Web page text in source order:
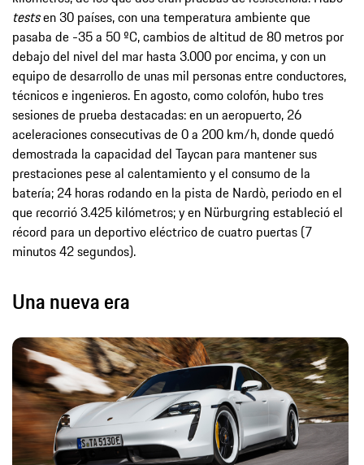
testsen 30 países, con una temperatura ambiente que
pasaba de -35 a 50 ºC, cambios de altitud de 80 metros por
debajo del nivel del mar hasta 3.000 por encima, y con un
equipo de desarrollo de unas mil personas entre conductores,
técnicos e ingenieros. En agosto, como colofón, hubo tres
sesiones de prueba destacadas: en un aeropuerto, 26
aceleraciones consecutivas de 0 a 200 km/h, donde quedó
demostrada la capacidad del Taycan para mantener sus
prestaciones pese al calentamiento y el consumo de la
batería; 24 horas rodando en la pista de Nardò, periodo en el
que recorrió 3.425 kilómetros; y en Nürburgring estableció el
récord para un deportivo eléctrico de cuatro puertas (7
minutos 42 segundos).
Una nueva era